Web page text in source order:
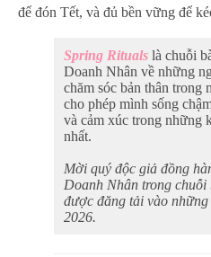
để đón Tết, và đủ bền vững để
Spring Rituals là chuỗi
Doanh Nhân về những
chăm sóc bản thân trong
cho phép mình sống
và cảm xúc trong những
nhất.
Mời quý độc giả đồng
Doanh Nhân trong chuỗi
được đăng tải vào
2026.